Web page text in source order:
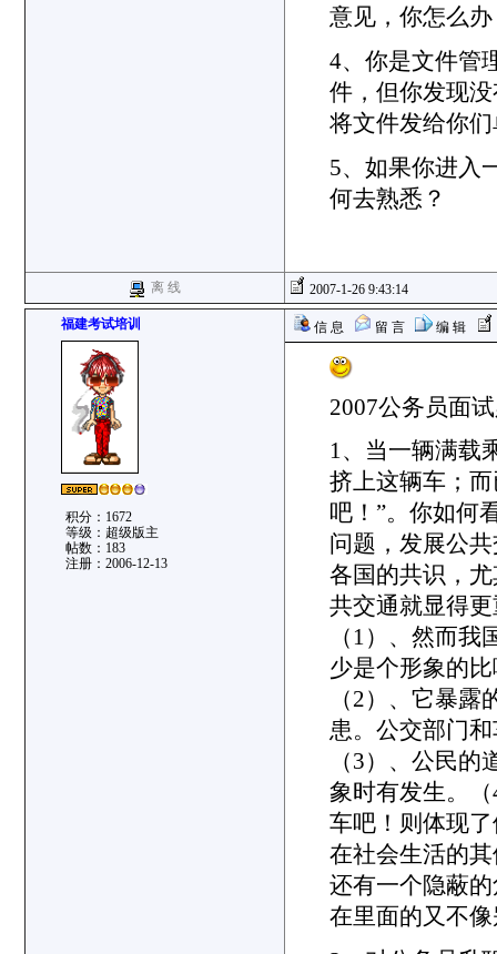
意见，你怎么
4、你是文件管
件，但你发现
将文件发给你
5、如果你进入
何去熟悉？
离 线 2007-1-26 9:43:14
福建考试培训
积分：1672
等级：超级版主
帖数：183
注册：2006-12-13
信 息 留 言 编 辑
2007公务员面
1、当一辆满载
挤上这辆车；
吧！”。你如何
问题，发展公
各国的共识，
共交通就显得
（1）、然而
少是个形象的
（2）、它暴
患。公交部门
（3）、公民
象时有发生。
车吧！则体现
在社会生活的
还有一个隐蔽
在里面的又不